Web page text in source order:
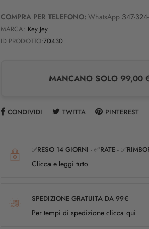
COMPRA PER TELEFONO: WhatsApp 347-
MARCA: Key Jey
ID PRODOTTO:70430
MANCANO SOLO 99,00
CONDIVIDI TWITTA PINTEREST
✅RESO 14 GIORNI - ✅RATE -
Clicca e leggi tutto
SPEDIZIONE GRATUITA DA 99€
Per tempi di spedizione clicca qui